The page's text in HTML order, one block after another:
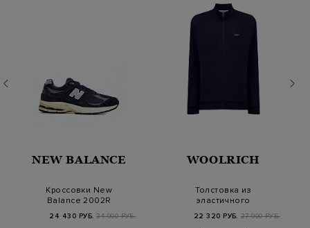
NEW BALANCE
Кроссовки New
Balance 2002R
'Eclipse Castlerock'
24 430 РУБ. 34 900 РУБ.
WOOLRICH
Толстовка из
эластичного
хлопкового
интерлока с логоти…
22 320 РУБ. 27 900 РУБ.